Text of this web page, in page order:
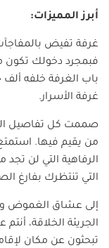
أبرز المميزات:
غرفة تفيض بالمفاجآت
فبمجرد دخولك تكون
باب الغرفة خلفه
غرفة الأسرار.
صممت كل تفاصيل
من يقيم فيها.
الرفاهية التي لن
التي تنتظرك بفارغ
إلى عشاق الغموض
الجريئة الخلاقة،
تبحثون عن مكان